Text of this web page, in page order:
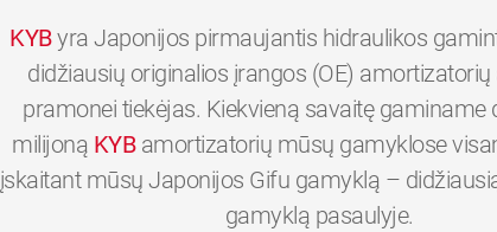
KYByra Japonijos pirmaujantis hidraulikos
didžiausių originalios įrangos (OE)
pramonei tiekėjas. Kiekvieną savaitę gaminame
milijoną KYBamortizatorių mūsų gamyklose
įskaitant mūsų Japonijos Gifu gamyklą –
gamyklą pasaulyje.